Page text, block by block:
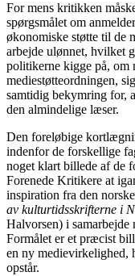
For mens kritikken
spørgsmålet om
økonomiske støtte til de
arbejde ulønnet, hvilket
politikerne kigge på, om
mediestøtteordningen,
samtidig bekymring for,
den almindelige læser.
Den foreløbige
indenfor de forskellige
noget klart billede af de
Forenede Kritikere at
inspiration fra den
av kulturtidsskrifterne i
Halvorsen) i
Formålet er et præcist
en ny medievirkelighed,
opstår.